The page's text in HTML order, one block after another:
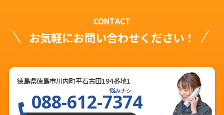
CONTACT
お気軽にお問い合わせください！
徳島県徳島市川内町平石古田194番地1
悩みナシ
088-612-7374